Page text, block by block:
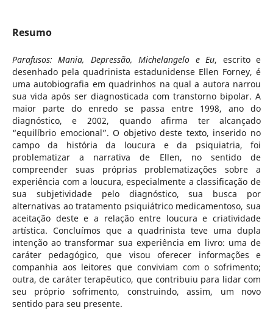
Resumo
Parafusos: Mania, Depressão, Michelangelo e Eu, escrito e
desenhado pela quadrinista estadunidense Ellen Forney, é
uma autobiografia em quadrinhos na qual a autora narrou
sua vida após ser diagnosticada com transtorno bipolar. A
maior parte do enredo se passa entre 1998, ano do
diagnóstico, e 2002, quando afirma ter alcançado
“equilíbrio emocional”. O objetivo deste texto, inserido no
campo da história da loucura e da psiquiatria, foi
problematizar a narrativa de Ellen, no sentido de
compreender suas próprias problematizações sobre a
experiência com a loucura, especialmente a classificação de
sua subjetividade pelo diagnóstico, sua busca por
alternativas ao tratamento psiquiátrico medicamentoso, sua
aceitação deste e a relação entre loucura e criatividade
artística. Concluímos que a quadrinista teve uma dupla
intenção ao transformar sua experiência em livro: uma de
caráter pedagógico, que visou oferecer informações e
companhia aos leitores que conviviam com o sofrimento;
outra, de caráter terapêutico, que contribuiu para lidar com
seu próprio sofrimento, construindo, assim, um novo
sentido para seu presente.